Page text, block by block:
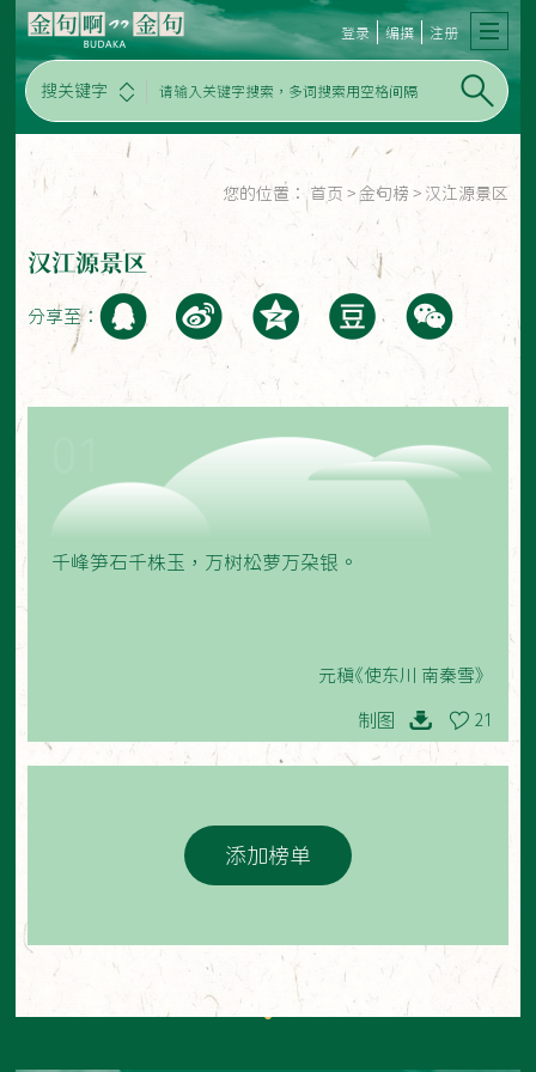
搜关键字
登录 编撰 注册
您的位置： 首页 > 金句榜 > 汉江源景区
汉江源景区
分享至：
千峰笋石千株玉，万树松萝万朵银。
元稹《使东川 南秦雪》
制图 21
添加榜单